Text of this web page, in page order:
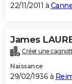
22/11/2011 à
James
Créer une
Naissance
29/02/1936 à